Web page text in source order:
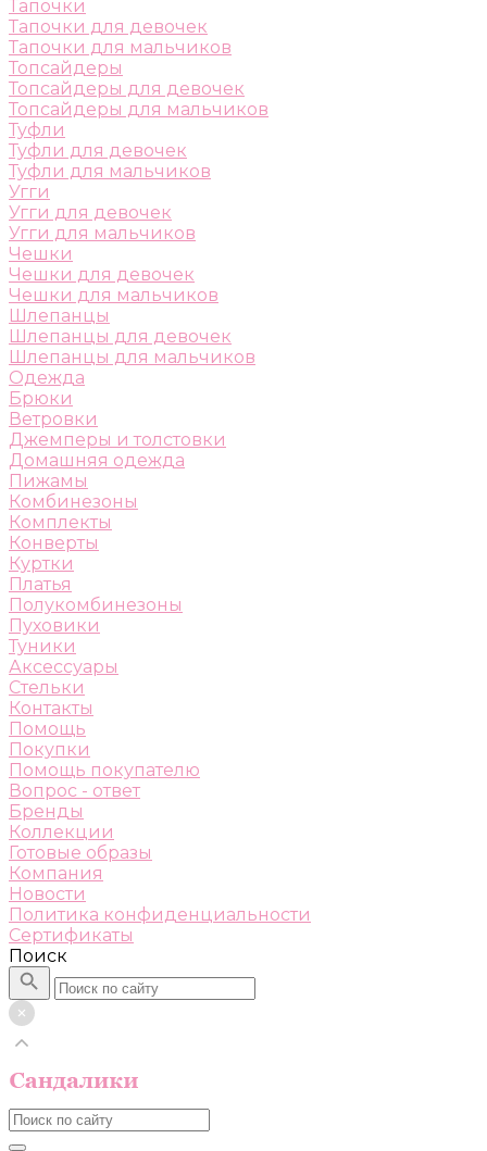
Тапочки
Тапочки для девочек
Тапочки для мальчиков
Топсайдеры
Топсайдеры для девочек
Топсайдеры для мальчиков
Туфли
Туфли для девочек
Туфли для мальчиков
Угги
Угги для девочек
Угги для мальчиков
Чешки
Чешки для девочек
Чешки для мальчиков
Шлепанцы
Шлепанцы для девочек
Шлепанцы для мальчиков
Одежда
Брюки
Ветровки
Джемперы и толстовки
Домашняя одежда
Пижамы
Комбинезоны
Комплекты
Конверты
Куртки
Платья
Полукомбинезоны
Пуховики
Туники
Аксессуары
Стельки
Контакты
Помощь
Покупки
Помощь покупателю
Вопрос - ответ
Бренды
Коллекции
Готовые образы
Компания
Новости
Политика конфиденциальности
Сертификаты
Поиск